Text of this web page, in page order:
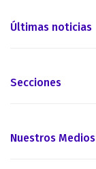
Últimas noticias
Secciones
Nuestros Medios